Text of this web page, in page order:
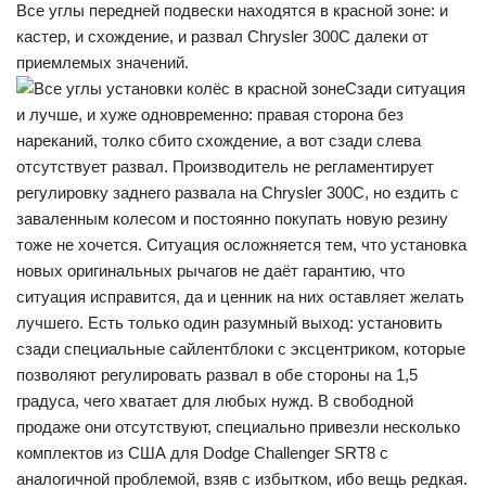
Все углы передней подвески находятся в красной зоне: и
кастер, и схождение, и развал Chrysler 300C далеки от
приемлемых значений.
Сзади ситуация
и лучше, и хуже одновременно: правая сторона без
нареканий, толко сбито схождение, а вот сзади слева
отсутствует развал. Производитель не регламентирует
регулировку заднего развала на Chrysler 300C, но ездить с
заваленным колесом и постоянно покупать новую резину
тоже не хочется. Ситуация осложняется тем, что установка
новых оригинальных рычагов не даёт гарантию, что
ситуация исправится, да и ценник на них оставляет желать
лучшего. Есть только один разумный выход: установить
сзади специальные сайлентблоки с эксцентриком, которые
позволяют регулировать развал в обе стороны на 1,5
градуса, чего хватает для любых нужд. В свободной
продаже они отсутствуют, специально привезли несколько
комплектов из США для Dodge Challenger SRT8 с
аналогичной проблемой, взяв с избытком, ибо вещь редкая.